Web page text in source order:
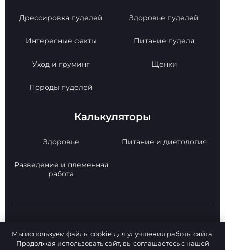
Дрессировка пуделей Здоровье пуделей
Интересные факты Питание пуделя
Уход и груминг Щенки
Породы пуделей
Калькуляторы
Здоровье Питание и диетология
Разведение и племенная
работа
Копирование материалов с сайта -
РАЗРЕШЕНО!
Мы используем файлы cookie для улучшения работы сайта.
Продолжая использовать сайт, вы соглашаетесь с нашей